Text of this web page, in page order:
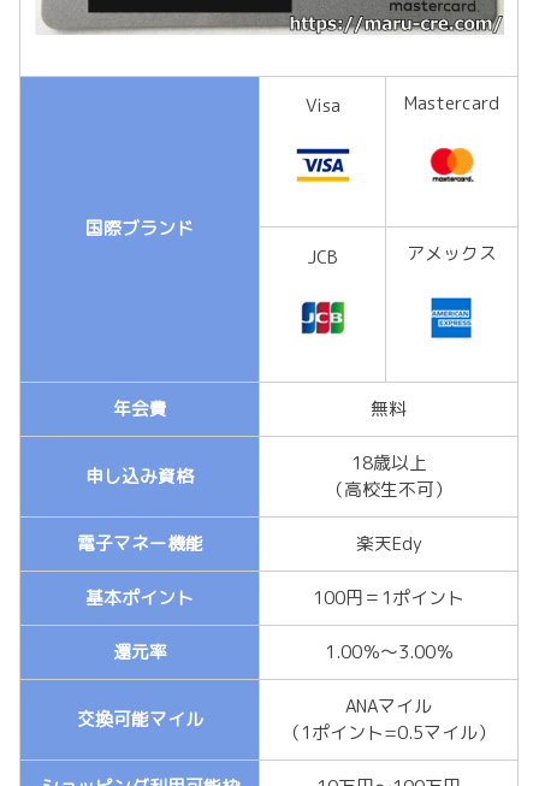
国際ブランド
Visa Mastercard
JCB アメックス
年会費 無料
申し込み資格
18歳以上
（高校生不可）
電子マネー機能 楽天Edy
基本ポイント 100円＝1ポイント
還元率 1.00％～3.00％
交換可能マイル
ANAマイル
（1ポイント=0.5マイル）